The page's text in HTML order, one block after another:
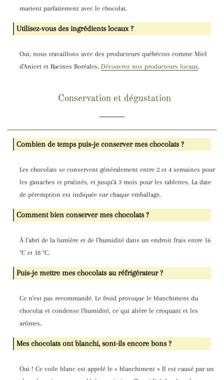
marient parfaitement avec le chocolat.
Utilisez-vous des ingrédients locaux ?
Oui, nous travaillons avec des producteurs québécois comme Miel
d'Anicet et Racines Boréales. Découvrez nos producteurs locaux.
Conservation et dégustation
Combien de temps puis-je conserver mes chocolats ?
Les chocolats se conservent généralement entre 2 et 4 semaines pour
les ganaches et pralinés, et jusqu'à 3 mois pour les tablettes. La date
de péremption est indiquée sur chaque emballage.
Comment bien conserver mes chocolats ?
À l'abri de la lumière et de l'humidité dans un endroit frais entre 16
°C et 18 °C.
Puis-je mettre mes chocolats au réfrigérateur ?
Ce n'est pas recommandé. Le froid provoque le blanchiment du
chocolat et condense l'humidité, ce qui altère le croquant et les
arômes.
Mes chocolats ont blanchi, sont-ils encore bons ?
Oui ! Ce voile blanc est appelé le « blanchiment » Il est causé par un